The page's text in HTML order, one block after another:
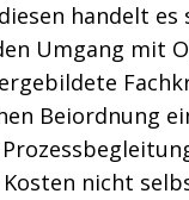
handelt es
Umgang mit
Beiordnung
nicht